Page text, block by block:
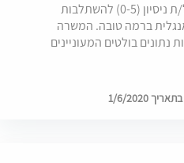
למשרד מוביל, דרוש/ה עו"ד בעל/ת ניסיון (0-5) להשתלבות
ברמה טובה. המשרה
בולטים המעוניינים
1/6/2020